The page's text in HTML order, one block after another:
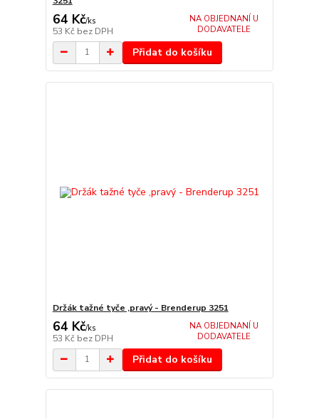
64 Kč/ks
53 Kč bez DPH
NA OBJEDNANÍ U
DODAVATELE
Přidat do košíku
Držák tažné tyče ,pravý - Brenderup 3251
64 Kč/ks
53 Kč bez DPH
NA OBJEDNANÍ U
DODAVATELE
Přidat do košíku